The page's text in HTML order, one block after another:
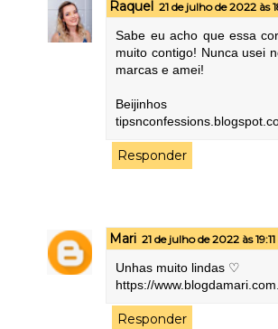
Raquel 21 de julho de 2022 às
Sabe eu acho que essa
muito contigo! Nunca usei
marcas e amei!
Beijinhos
Responder
Mari 21 de julho de 2022 às 19:11
Unhas muito lindas ♡
https://
Responder